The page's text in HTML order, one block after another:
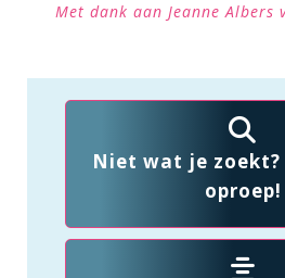
Met dank aan Jeanne Albers
Niet wat je zoekt?
oproep!